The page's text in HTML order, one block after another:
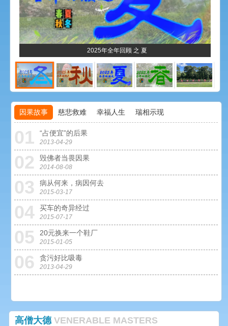
2025年全年回顾 之 夏
因果故事 慈悲救难 幸福人生 瑞相示现
01 “占便宜”的后果
2013-04-29
02 毁佛者当畏因果
2014-08-08
03 病从何来，病因何去
2015-03-17
04 买车的奇异经过
2015-07-17
05 20元换来一个鞋厂
2015-01-05
06 贪污好比吸毒
2013-04-29
高僧大德VENERABLE MASTERS